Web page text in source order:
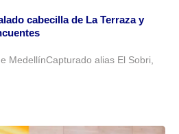
cabecilla de La Terraza y
MedellínCapturado alias El Sobri,